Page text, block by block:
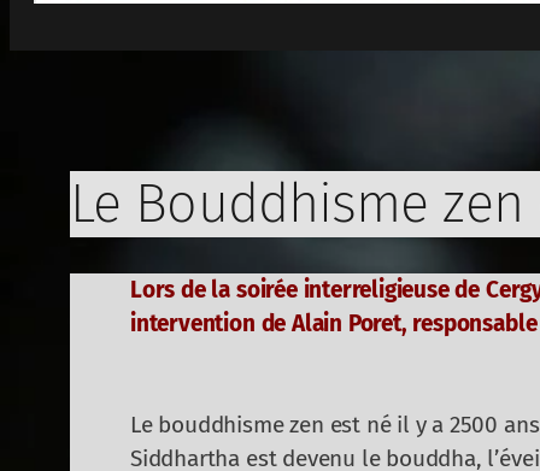
Le Bouddhisme
Lors de la soirée interreligieuse de
intervention de Alain Poret, responsable
Le bouddhisme zen est né il y a 2500
Siddhartha est devenu le bouddha,